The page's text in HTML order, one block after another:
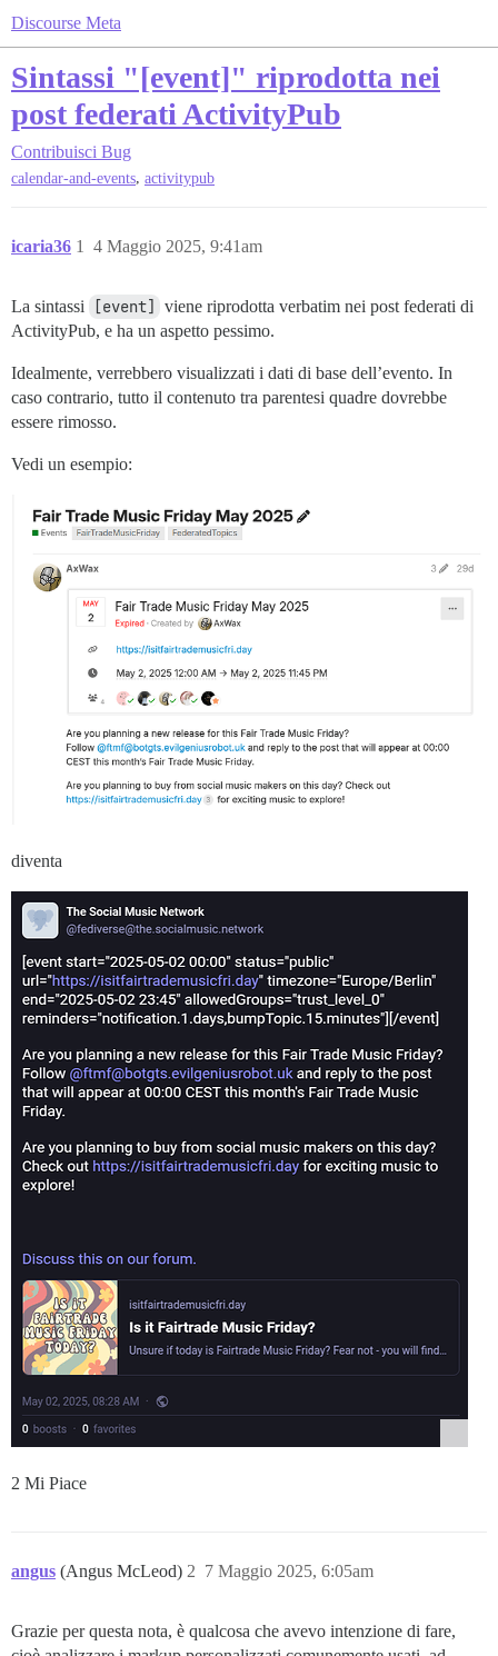
Discourse Meta
Sintassi "[event]" riprodotta nei
post federati ActivityPub
Contribuisci Bug
calendar-and-events, activitypub
icaria36 4 Maggio 2025, 9:41am
1
La sintassi [event]
viene riprodotta verbatim nei post federati di
ActivityPub, e ha un aspetto pessimo.
Idealmente, verrebbero visualizzati i dati di base dell’evento. In
caso contrario, tutto il contenuto tra parentesi quadre dovrebbe
essere rimosso.
Vedi un esempio:
diventa
2 Mi Piace
angus (Angus McLeod) 7 Maggio 2025, 6:05am
2
Grazie per questa nota, è qualcosa che avevo intenzione di fare,